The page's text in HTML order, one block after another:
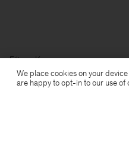
Filippa K
We place cookies on your
are happy to opt-in to our use of